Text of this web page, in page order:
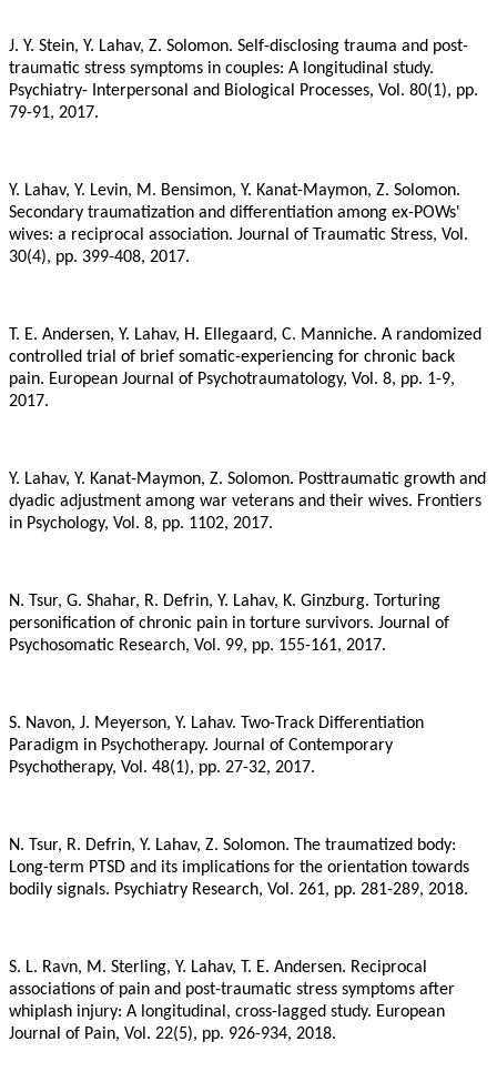
J. Y. Stein, Y. Lahav, Z. Solomon. Self-disclosing trauma and post-
traumatic stress symptoms in couples: A longitudinal study.
Psychiatry- Interpersonal and Biological Processes, Vol. 80(1), pp.
79-91, 2017.
Y. Lahav, Y. Levin, M. Bensimon, Y. Kanat-Maymon, Z. Solomon.
Secondary traumatization and differentiation among ex-POWs'
wives: a reciprocal association. Journal of Traumatic Stress, Vol.
30(4), pp. 399-408, 2017.
T. E. Andersen, Y. Lahav, H. Ellegaard, C. Manniche. A randomized
controlled trial of brief somatic-experiencing for chronic back
pain. European Journal of Psychotraumatology, Vol. 8, pp. 1-9,
2017.
Y. Lahav, Y. Kanat-Maymon, Z. Solomon. Posttraumatic growth and
dyadic adjustment among war veterans and their wives. Frontiers
in Psychology, Vol. 8, pp. 1102, 2017.
N. Tsur, G. Shahar, R. Defrin, Y. Lahav, K. Ginzburg. Torturing
personification of chronic pain in torture survivors. Journal of
Psychosomatic Research, Vol. 99, pp. 155-161, 2017.
S. Navon, J. Meyerson, Y. Lahav. Two-Track Differentiation
Paradigm in Psychotherapy. Journal of Contemporary
Psychotherapy, Vol. 48(1), pp. 27-32, 2017.
N. Tsur, R. Defrin, Y. Lahav, Z. Solomon. The traumatized body:
Long-term PTSD and its implications for the orientation towards
bodily signals. Psychiatry Research, Vol. 261, pp. 281-289, 2018.
S. L. Ravn, M. Sterling, Y. Lahav, T. E. Andersen. Reciprocal
associations of pain and post-traumatic stress symptoms after
whiplash injury: A longitudinal, cross-lagged study. European
Journal of Pain, Vol. 22(5), pp. 926-934, 2018.